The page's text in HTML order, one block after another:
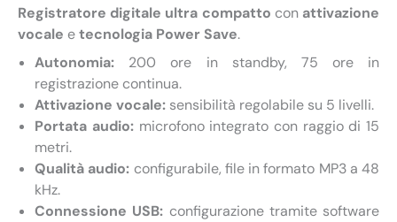
Registratore digitale ultra compatto con attivazione
vocale etecnologia Power Save.
Autonomia: 200 ore in standby, 75 ore in
registrazione continua.
Attivazione vocale: sensibilità regolabile su 5 livelli.
Portata audio:microfono integrato con raggio di 15
metri.
Qualità audio: configurabile, file in formato MP3 a 48
kHz.
Connessione USB: configurazione tramite software